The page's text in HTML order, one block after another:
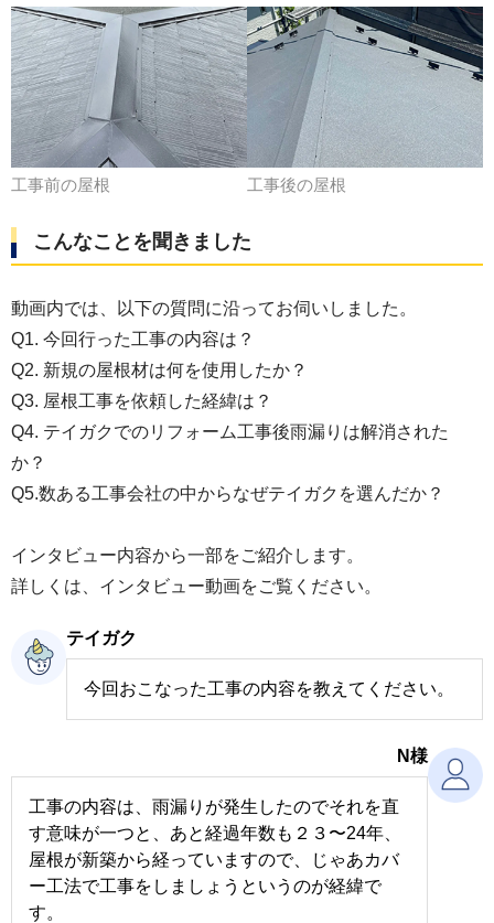
工事前の屋根 工事後の屋根
こんなことを聞きました
動画内では、以下の質問に沿ってお伺いしました。
Q1. 今回行った工事の内容は？
Q2. 新規の屋根材は何を使用したか？
Q3. 屋根工事を依頼した経緯は？
Q4. テイガクでのリフォーム工事後雨漏りは解消された
か？
Q5.数ある工事会社の中からなぜテイガクを選んだか？
インタビュー内容から一部をご紹介します。
詳しくは、インタビュー動画をご覧ください。
テイガク
今回おこなった工事の内容を教えてください。
N様
工事の内容は、雨漏りが発生したのでそれを直
す意味が一つと、あと経過年数も２３〜24年、
屋根が新築から経っていますので、じゃあカバ
ー工法で工事をしましょうというのが経緯で
す。